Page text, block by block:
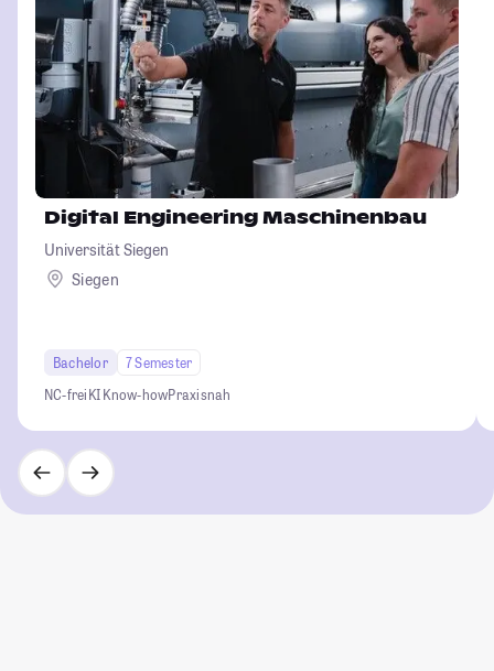
Digital Engineering Maschinenbau
Universität Siegen
Siegen
Bachelor
7 Semester
NC-freiKI Know-howPraxisnah